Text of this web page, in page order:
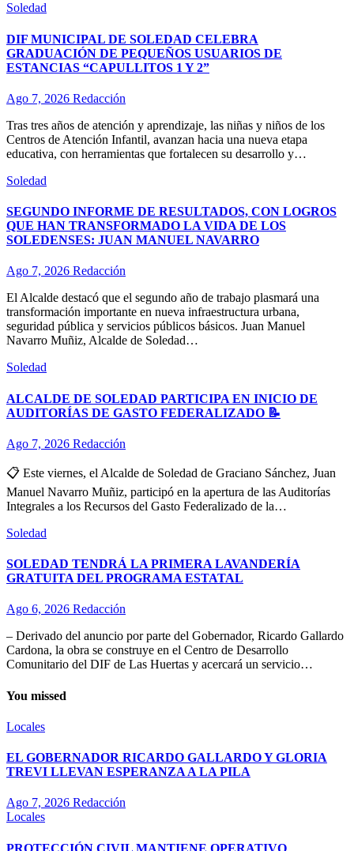
Soledad
DIF MUNICIPAL DE SOLEDAD CELEBRA
GRADUACIÓN DE PEQUEÑOS USUARIOS DE
ESTANCIAS “CAPULLITOS 1 Y 2”
Ago 7, 2026 Redacción
Tras tres años de atención y aprendizaje, las niñas y niños de los
Centros de Atención Infantil, avanzan hacia una nueva etapa
educativa, con herramientas que fortalecen su desarrollo y…
Soledad
SEGUNDO INFORME DE RESULTADOS, CON LOGROS
QUE HAN TRANSFORMADO LA VIDA DE LOS
SOLEDENSES: JUAN MANUEL NAVARRO
Ago 7, 2026 Redacción
El Alcalde destacó que el segundo año de trabajo plasmará una
transformación importante en nueva infraestructura urbana,
seguridad pública y servicios públicos básicos. Juan Manuel
Navarro Muñiz, Alcalde de Soledad…
Soledad
ALCALDE DE SOLEDAD PARTICIPA EN INICIO DE
AUDITORÍAS DE GASTO FEDERALIZADO 📝
Ago 7, 2026 Redacción
📋 Este viernes, el Alcalde de Soledad de Graciano Sánchez, Juan
Manuel Navarro Muñiz, participó en la apertura de las Auditorías
Integrales a los Recursos del Gasto Federalizado de la…
Soledad
SOLEDAD TENDRÁ LA PRIMERA LAVANDERÍA
GRATUITA DEL PROGRAMA ESTATAL
Ago 6, 2026 Redacción
– Derivado del anuncio por parte del Gobernador, Ricardo Gallardo
Cardona, la obra se construye en el Centro de Desarrollo
Comunitario del DIF de Las Huertas y acercará un servicio…
You missed
Locales
EL GOBERNADOR RICARDO GALLARDO Y GLORIA
TREVI LLEVAN ESPERANZA A LA PILA
Ago 7, 2026 Redacción
Locales
PROTECCIÓN CIVIL MANTIENE OPERATIVO